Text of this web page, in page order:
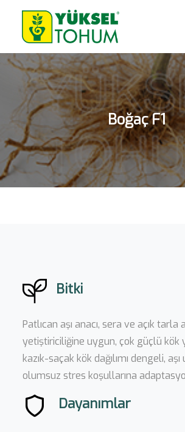
Boğaç F1
Bitki
Patlıcan aşı anacı, sera ve açık tarla
yetiştiriciliğine uygun, çok güçlü kök
kazık-saçak kök dağılımı dengeli,
olumsuz stres koşullarına
Dayanımlar